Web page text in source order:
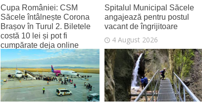
Cupa României: CSM
Săcele întâlnește Corona
Brașov în Turul 2. Biletele
costă 10 lei și pot fi
cumpărate deja online
4 August 2026
Spitalul Municipal Săcele
angajează pentru postul
vacant de îngrijitoare
4 August 2026